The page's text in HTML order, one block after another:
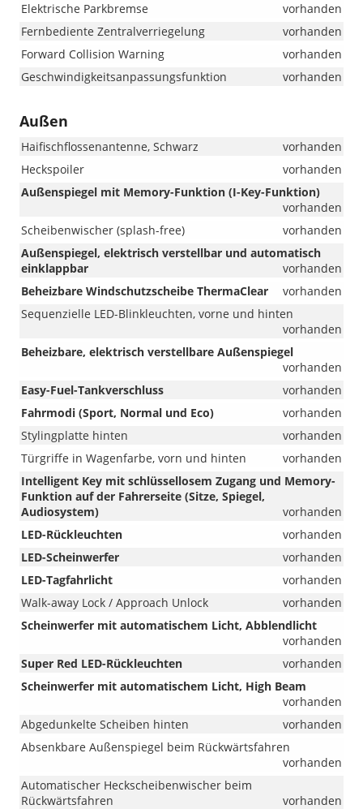
Elektrische Parkbremse
vorhanden
Fernbediente Zentralverriegelung
vorhanden
Forward Collision Warning
vorhanden
Geschwindigkeitsanpassungsfunktion
vorhanden
Außen
Haifischflossenantenne, Schwarz
vorhanden
Heckspoiler
vorhanden
Außenspiegel mit Memory-Funktion (I-Key-Funktion)
vorhanden
Scheibenwischer (splash-free)
vorhanden
Außenspiegel, elektrisch verstellbar und automatisch
einklappbar
vorhanden
Beheizbare Windschutzscheibe ThermaClear
vorhanden
Sequenzielle LED-Blinkleuchten, vorne und hinten
vorhanden
Beheizbare, elektrisch verstellbare Außenspiegel
vorhanden
Easy-Fuel-Tankverschluss
vorhanden
Fahrmodi (Sport, Normal und Eco)
vorhanden
Stylingplatte hinten
vorhanden
Türgriffe in Wagenfarbe, vorn und hinten
vorhanden
Intelligent Key mit schlüssellosem Zugang und Memory-
Funktion auf der Fahrerseite (Sitze, Spiegel,
Audiosystem)
vorhanden
LED-Rückleuchten
vorhanden
LED-Scheinwerfer
vorhanden
LED-Tagfahrlicht
vorhanden
Walk-away Lock / Approach Unlock
vorhanden
Scheinwerfer mit automatischem Licht, Abblendlicht
vorhanden
Super Red LED-Rückleuchten
vorhanden
Scheinwerfer mit automatischem Licht, High Beam
vorhanden
Abgedunkelte Scheiben hinten
vorhanden
Absenkbare Außenspiegel beim Rückwärtsfahren
vorhanden
Automatischer Heckscheibenwischer beim
Rückwärtsfahren
vorhanden